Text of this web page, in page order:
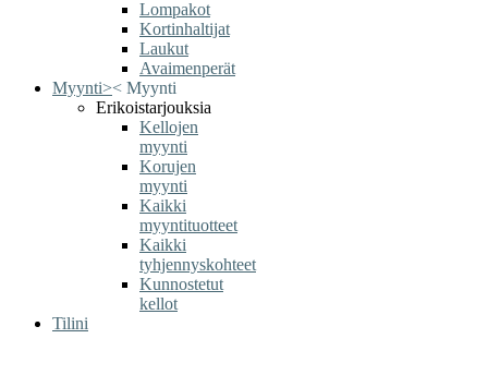
Lompakot
Kortinhaltijat
Laukut
Avaimenperät
Myynti>< Myynti
Erikoistarjouksia
Kellojen
myynti
Korujen
myynti
Kaikki
myyntituotteet
Kaikki
tyhjennyskohteet
Kunnostetut
kellot
Tilini